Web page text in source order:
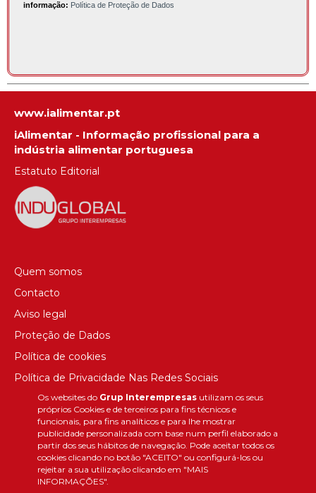
Os websites do Grup Interempresasutilizam os seus
próprios Cookies e de terceiros para fins técnicos e
funcionais, para fins analíticos e para lhe mostrar
publicidade personalizada com base num perfil elaborado a
partir dos seus hábitos de navegação. Pode aceitar todos os
cookies clicando no botão "ACEITO" ou configurá-los ou
rejeitar a sua utilização clicando em "MAIS
INFORMAÇÕES".
informação: Política de Proteção de Dados
www.ialimentar.pt
iAlimentar - Informação profissional para a
indústria alimentar portuguesa
Estatuto Editorial
Quem somos
Contacto
Aviso legal
Proteção de Dados
Política de cookies
Política de Privacidade Nas Redes Sociais
Canal de denúncias
Colaborações editoriais